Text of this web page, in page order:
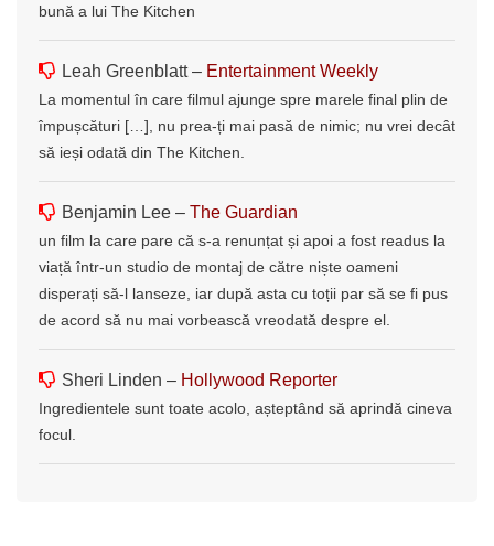
bună a lui The Kitchen
Leah Greenblatt – Entertainment Weekly
La momentul în care filmul ajunge spre marele final plin de
împușcături […], nu prea-ți mai pasă de nimic; nu vrei decât
să ieși odată din The Kitchen.
Benjamin Lee – The Guardian
un film la care pare că s-a renunțat și apoi a fost readus la
viață într-un studio de montaj de către niște oameni
disperați să-l lanseze, iar după asta cu toții par să se fi pus
de acord să nu mai vorbească vreodată despre el.
Sheri Linden – Hollywood Reporter
Ingredientele sunt toate acolo, așteptând să aprindă cineva
focul.